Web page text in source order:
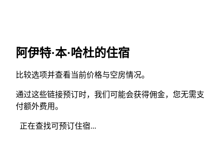
阿伊特·本·哈杜的住宿
比较选项并查看当前价格与空房情况。
通过这些链接预订时，我们可能会获得佣金，您无需支
付额外费用。
正在查找可预订住宿...